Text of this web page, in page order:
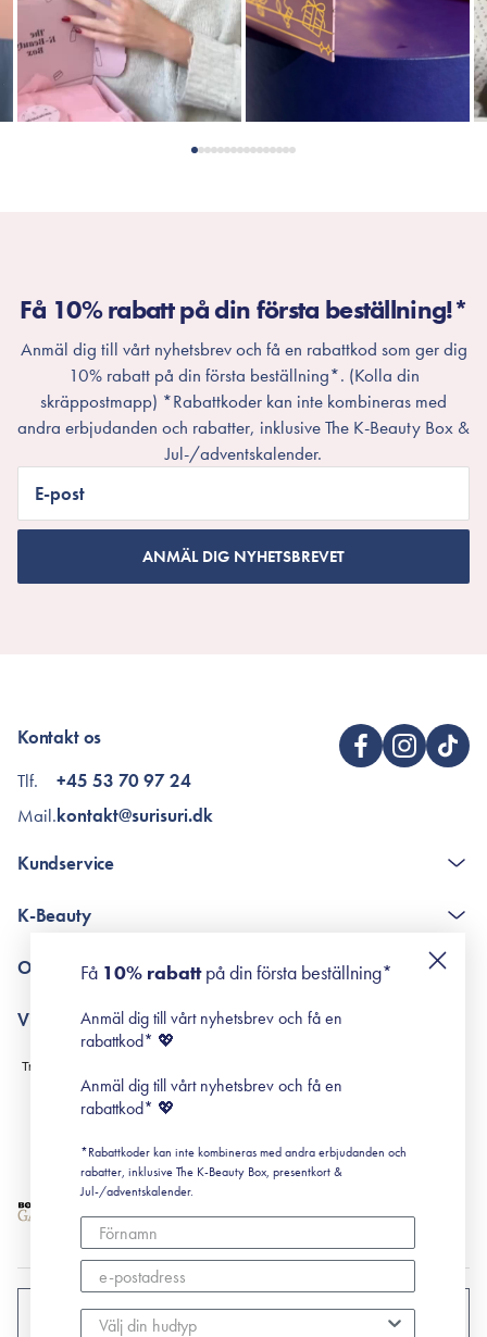
Få 10% rabatt på din första beställning!*
Anmäl dig till vårt nyhetsbrev och få en rabattkod som ger dig
10% rabatt på din första beställning*. (Kolla din
skräppostmapp) *Rabattkoder kan inte kombineras med
andra erbjudanden och rabatter, inklusive The K-Beauty Box &
Jul-/adventskalender.
E-post
ANMÄL DIG NYHETSBREVET
Kontakt os
Tlf.
Mail.
+45 53 70 97 24
kontakt@surisuri.dk
Kundservice
Poängshop - frågor och svar
K-Beauty
Retinol för nybörjare
Om Surisuri
Black Friday
Villkor
Leverans & Retur
Köpvillkor
Prenumerationsvillkor
Cookiepolicy
SVERIGE
Få 10% rabattpå din första beställning*
Anmäl dig till vårt nyhetsbrev och få en
rabattkod* 💖
Anmäl dig till vårt nyhetsbrev och få en
rabattkod* 💖
*Rabattkoder kan inte kombineras med andra erbjudanden och
rabatter, inklusive The K-Beauty Box, presentkort &
Jul-/adventskalender.